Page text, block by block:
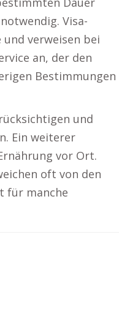
Visa-
verweisen bei
an, der den
Bestimmungen
und
Ein weiterer
vor Ort.
oft von den
für manche